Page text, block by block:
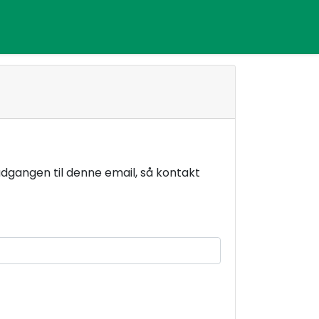
til denne email, så kontakt